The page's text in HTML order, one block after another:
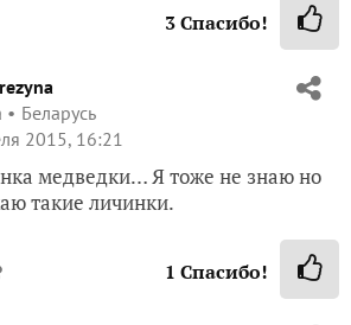
3Спасибо!
Беларусь
2015, 16:21
медведки… Я тоже не знаю но
такие личинки.
1 Спасибо!